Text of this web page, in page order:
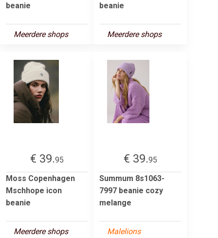
beanie
Meerdere shops
beanie
Meerdere shops
€ 39.95
Moss Copenhagen
Mschhope icon
beanie
Meerdere shops
€ 39.95
Summum 8s1063-
7997 beanie cozy
melange
Malelions